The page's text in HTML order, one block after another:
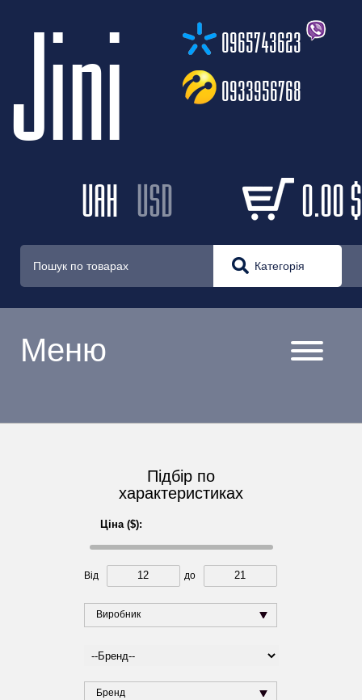
Jini
0965743623
0933956768
0.00$
UAH USD
Категорія
Меню
Підбір по
характеристиках
Ціна ($):
Від до
Виробник
Бренд